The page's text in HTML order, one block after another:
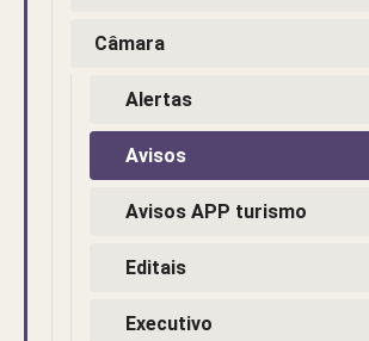
Câmara
Alertas
Avisos
Avisos APP turismo
Editais
Executivo